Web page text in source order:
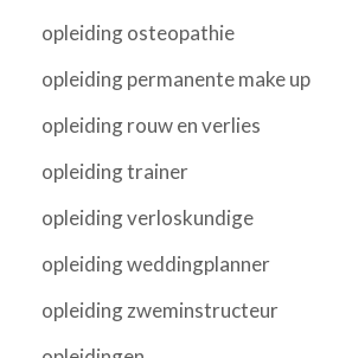
opleiding osteopathie
opleiding permanente make up
opleiding rouw en verlies
opleiding trainer
opleiding verloskundige
opleiding weddingplanner
opleiding zweminstructeur